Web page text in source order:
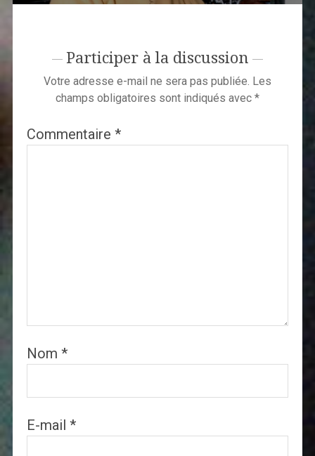
Participer à la discussion
Votre adresse e-mail ne sera pas publiée. Les
champs obligatoires sont indiqués avec *
Commentaire *
Nom *
E-mail *